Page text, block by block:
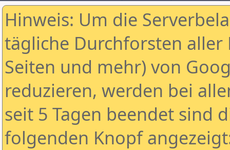
Hinweis: Um die
tägliche Durchforsten aller
Seiten und mehr) von
reduzieren, werden bei
seit 5 Tagen beendet sind
folgenden Knopf